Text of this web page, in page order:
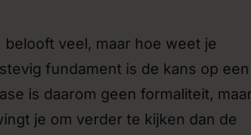
›
Hosting, onderhoud en
een sprint-based samenwerking.
veel, maar hoe weet je
fundament is de kans op een
is daarom geen formaliteit, maar
je om verder te kijken dan de